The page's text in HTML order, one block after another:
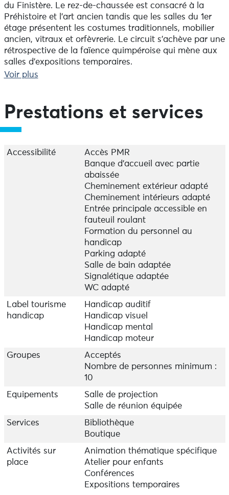
du Finistère. Le rez-de-chaussée est consacré à la
Préhistoire et l'art ancien tandis que les salles du 1er
étage présentent les costumes traditionnels, mobilier
ancien, vitraux et orfèvrerie. Le circuit s'achève par une
rétrospective de la faïence quimpéroise qui mène aux
salles d'expositions temporaires.
Logé dans l’ancien Palais épiscopal de Quimper, le
musée renferme encore aujourd’hui de nombreux
travers une collection Musée de France riche de plus
de 65 000 pièces, découvrez l’histoire et la culture de
la Basse-Bretagne, de l’époque préhistorique à nos
Voir plus
Prestations et services
Accessibilité
Accès PMR
Banque d’accueil avec partie
abaissée
Cheminement extérieur adapté
Cheminement intérieurs adapté
Entrée principale accessible en
fauteuil roulant
Formation du personnel au
handicap
Parking adapté
Salle de bain adaptée
Signalétique adaptée
WC adapté
Label tourisme
handicap
Handicap auditif
Handicap visuel
Handicap mental
Handicap moteur
Groupes
Acceptés
Nombre de personnes minimum :
10
Equipements
Salle de projection
Salle de réunion équipée
Services
Bibliothèque
Boutique
Activités sur
place
Animation thématique spécifique
Atelier pour enfants
Conférences
Expositions temporaires